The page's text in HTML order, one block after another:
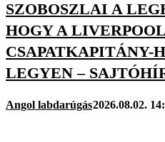
SZOBOSZLAI A
HOGY A LIVERPOOL
CSAPATKAPITÁNY-
LEGYEN –
Angol labdarúgás2026.08.02.